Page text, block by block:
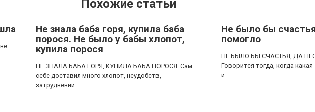
Похожие статьи
Не знала баба горя, купила баба
порося. Не было у бабы хлопот,
купила порося
НЕ ЗНАЛА БАБА ГОРЯ, КУПИЛА БАБА ПОРОСЯ. Сам
себе доставил много хлопот, неудобств,
затруднений.
Не было бы
помогло
НЕ БЫЛО БЫ СЧАСТЬЯ, ДА
Говорится тогда, когда
и